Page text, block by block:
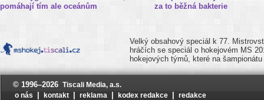
pomáhají tím ale oceánům
za to běžná bakterie
Velký obsahový speciál k 77.
hráčích se speciál o hokejovém MS
hokejových týmů, které na
© 1996–2026 Tiscali Media, a.s.
o nás
| kontakt | reklama | kodex redakce | redakce